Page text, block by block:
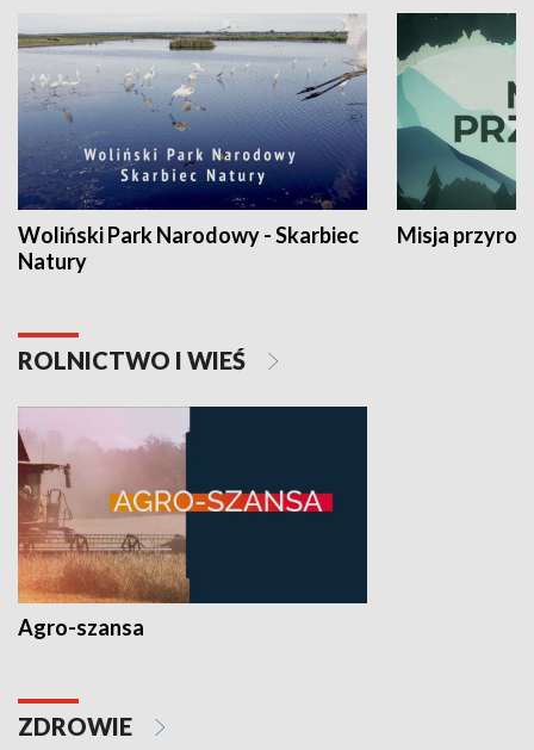
Woliński Park Narodowy - Skarbiec
Natury
Misja
ROLNICTWO I WIEŚ
Agro-szansa
ZDROWIE